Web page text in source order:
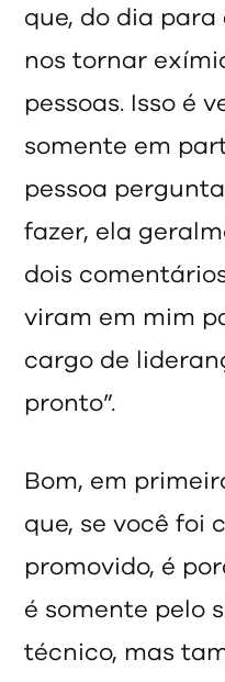
que, do dia para
nos tornar
pessoas. Isso é
somente em
pessoa
fazer, ela
dois
viram em mim
cargo de
pronto”.
Bom, em
que, se você foi
promovido, é
é somente pelo
técnico, mas